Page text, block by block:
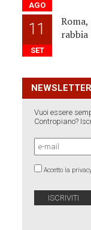
AGO
11
SET
rabbia
NEWSLETTER
Vuoi essere
Contropiano?
Accetto la